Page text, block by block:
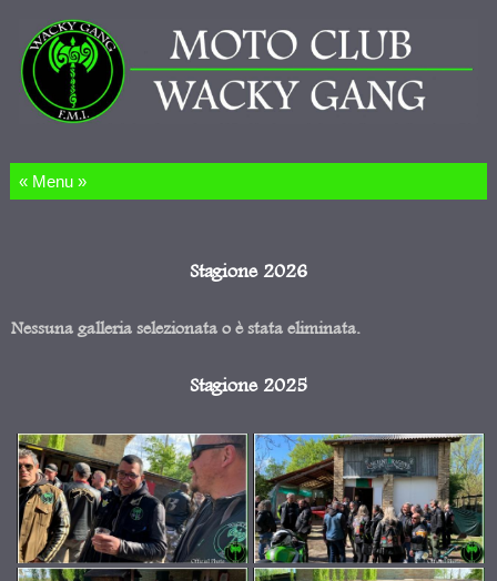
Salta al contenuto
Stagione 2026
Nessuna galleria selezionata o è stata eliminata.
Stagione 2025